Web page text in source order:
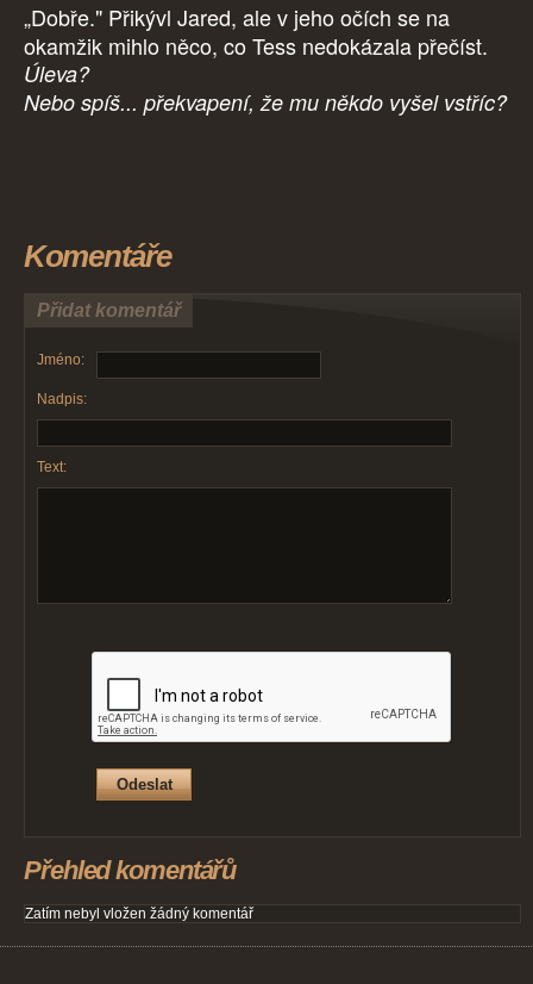
„Dobře." Přikývl Jared, ale v jeho očích se na
okamžik mihlo něco, co Tess nedokázala přečíst.
Úleva?
Nebo spíš... překvapení, že mu někdo vyšel vstříc?
Komentáře
Přidat komentář
Jméno:
Nadpis:
Text:
Přehled komentářů
Zatím nebyl vložen žádný komentář